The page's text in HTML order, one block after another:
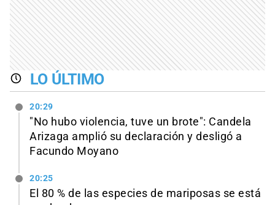
LO ÚLTIMO
20:29
"No hubo violencia, tuve un brote": Candela
Arizaga amplió su declaración y desligó a
Facundo Moyano
20:25
El 80 % de las especies de mariposas se está